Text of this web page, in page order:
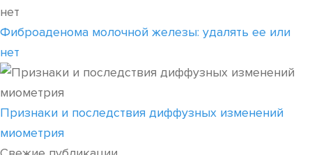
Фиброаденома молочной железы: удалять ее или
нет
Признаки и последствия диффузных изменений
миометрия